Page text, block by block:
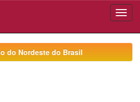
do Nordeste do Brasil